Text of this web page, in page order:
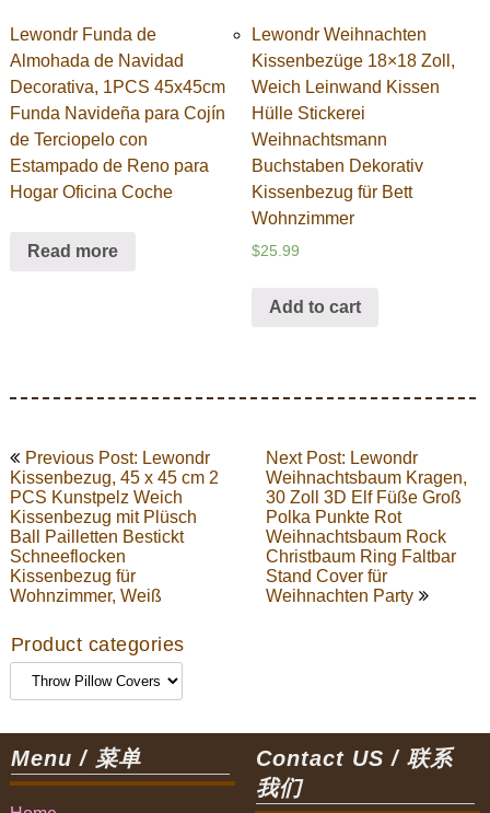
Lewondr Funda de
Almohada de Navidad
Decorativa, 1PCS 45x45cm
Funda Navideña para Cojín
de Terciopelo con
Estampado de Reno para
Hogar Oficina Coche
Read more
Lewondr Weihnachten
Kissenbezüge 18×18 Zoll,
Weich Leinwand Kissen
Hülle Stickerei
Weihnachtsmann
Buchstaben Dekorativ
Kissenbezug für Bett
Wohnzimmer
$25.99
Add to cart
Post
navigation
Previous Post: Lewondr
Kissenbezug, 45 x 45 cm 2
PCS Kunstpelz Weich
Kissenbezug mit Plüsch
Ball Pailletten Bestickt
Schneeflocken
Kissenbezug für
Wohnzimmer, Weiß
Next Post: Lewondr
Weihnachtsbaum Kragen,
30 Zoll 3D Elf Füße Groß
Polka Punkte Rot
Weihnachtsbaum Rock
Christbaum Ring Faltbar
Stand Cover für
Weihnachten Party
Product categories
Menu / 菜单
Contact US / 联系
我们